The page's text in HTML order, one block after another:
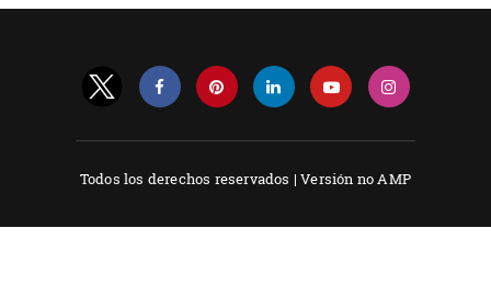
Todos los derechos reservados |Versión no AMP